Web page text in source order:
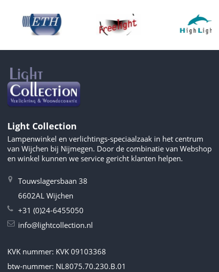
Light Collection
Lampenwinkel en verlichtings-speciaalzaak in het centrum
van Wijchen bij Nijmegen. Door de combinatie van Webshop
en winkel kunnen we service gericht klanten helpen.
Touwslagersbaan 38
6602AL Wijchen
+31 (0)24-6455050
info@lightcollection.nl
KVK nummer: KVK 09103368
btw-nummer: NL8075.70.230.B.01